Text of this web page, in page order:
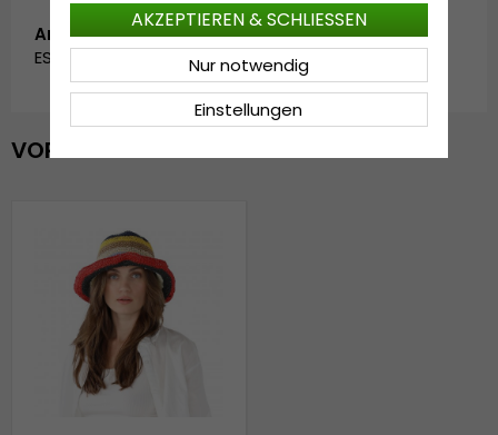
Artikelnummer:
ESY1016277.4.sorrento.dkmulti
VOR KURZEM ANGESEHEN
Einstellungen
Nur notwendig
AKZEPTIEREN & SCHLIESSEN